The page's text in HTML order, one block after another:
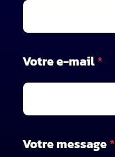
Votre e-mail*
o
Votre message*